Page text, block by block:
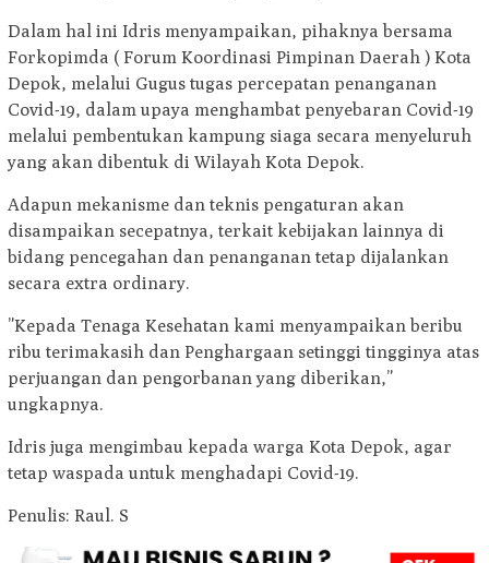
Dalam hal ini Idris menyampaikan, pihaknya bersama
Forkopimda ( Forum Koordinasi Pimpinan Daerah ) Kota
Depok, melalui Gugus tugas percepatan penanganan
Covid-19, dalam upaya menghambat penyebaran Covid-19
melalui pembentukan kampung siaga secara menyeluruh
yang akan dibentuk di Wilayah Kota Depok.
Adapun mekanisme dan teknis pengaturan akan
disampaikan secepatnya, terkait kebijakan lainnya di
bidang pencegahan dan penanganan tetap dijalankan
secara extra ordinary.
”Kepada Tenaga Kesehatan kami menyampaikan beribu
ribu terimakasih dan Penghargaan setinggi tingginya atas
perjuangan dan pengorbanan yang diberikan,”
ungkapnya.
Idris juga mengimbau kepada warga Kota Depok, agar
tetap waspada untuk menghadapi Covid-19.
Penulis: Raul. S